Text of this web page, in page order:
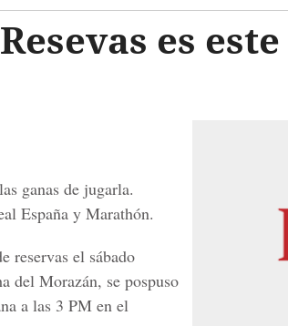
es
ganas de jugarla.
España y Marathón.
reservas el sábado
del Morazán, se pospuso
a las 3 PM en el